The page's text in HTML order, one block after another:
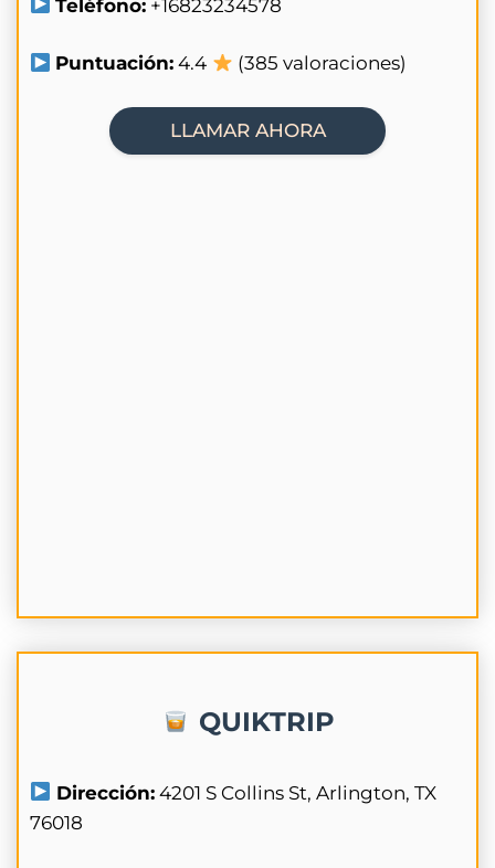
Teléfono: +16823234578
Puntuación: 4.4 (385 valoraciones)
LLAMAR AHORA
QUIKTRIP
Dirección: 4201 S Collins St, Arlington, TX
76018